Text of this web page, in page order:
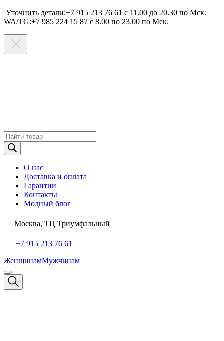
Уточнить детали:+7 915 213 76 61 c 11.00 до 20.30 по Мcк.
WA/TG:+7 985 224 15 87 c 8.00 по 23.00 по Мcк.
Поиск
товаров
О нас
Доставка и оплата
Гарантии
Контакты
Модный блог
Москва, ТЦ Триумфальный
+7 915 213 76 61
ЖенщинамМужчинам